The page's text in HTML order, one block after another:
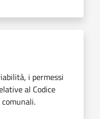
i permessi
al Codice